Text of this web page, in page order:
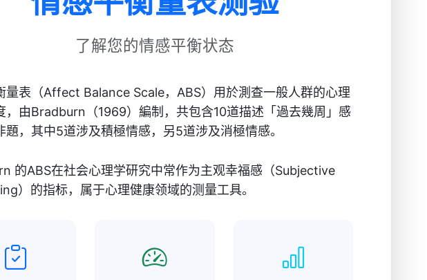
了解您的情感平衡状态
量表（Affect Balance Scale，ABS）用於測查一般人群的心理
，由Bradburn（1969）編制，共包含10道描述「過去幾周」感
題，其中5道涉及積極情感，另5道涉及消極情感。
的ABS在社会心理学研究中常作为主观幸福感（Subjective
）的指标，属于心理健康领域的测量工具。